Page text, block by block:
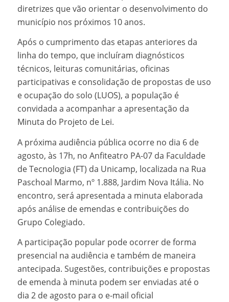
diretrizes que vão orientar o desenvolvimento do
município nos próximos 10 anos.
Após o cumprimento das etapas anteriores da
linha do tempo, que incluíram diagnósticos
técnicos, leituras comunitárias, oficinas
participativas e consolidação de propostas de uso
e ocupação do solo (LUOS), a população é
convidada a acompanhar a apresentação da
Minuta do Projeto de Lei.
A próxima audiência pública ocorre no dia 6 de
agosto, às 17h, no Anfiteatro PA-07 da Faculdade
de Tecnologia (FT) da Unicamp, localizada na Rua
Paschoal Marmo, nº 1.888, Jardim Nova Itália. No
encontro, será apresentada a minuta elaborada
após análise de emendas e contribuições do
Grupo Colegiado.
A participação popular pode ocorrer de forma
presencial na audiência e também de maneira
antecipada. Sugestões, contribuições e propostas
de emenda à minuta podem ser enviadas até o
dia 2 de agosto para o e-mail oficial